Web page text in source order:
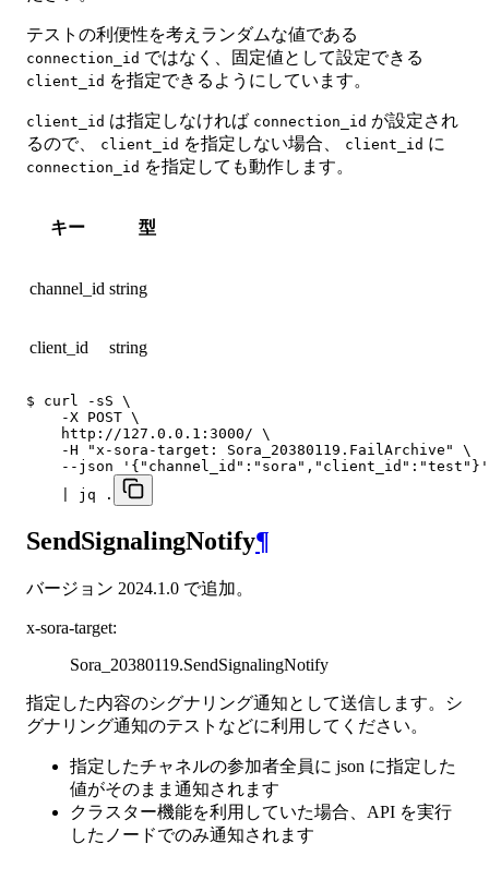
テストの利便性を考えランダムな値である
connection_id ではなく、固定値として設定できる
client_id を指定できるようにしています。
client_id は指定しなければ connection_id が設定され
るので、
client_id を指定しない場合、 client_id に
connection_id を指定しても動作します。
キー 型
channel_id string
client_id string
$ curl -sS \
    -X POST \
    http://127.0.0.1:3000/ \
    -H "x-sora-target: Sora_20380119.FailArchive" \
--json
    | jq .
SendSignalingNotify¶
バージョン 2024.1.0 で追加。
x-sora-target:
Sora_20380119.SendSignalingNotify
指定した内容のシグナリング通知として送信します。シ
グナリング通知のテストなどに利用してください。
指定したチャネルの参加者全員に json に指定した
値がそのまま通知されます
クラスター機能を利用していた場合、API を実行
したノードでのみ通知されます